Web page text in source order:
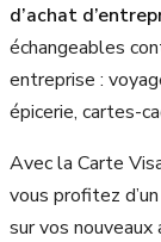
d’achat
échangeables
entreprise :
épicerie, cartes-
Avec la Carte
vous profitez d’un
sur vos nouveaux